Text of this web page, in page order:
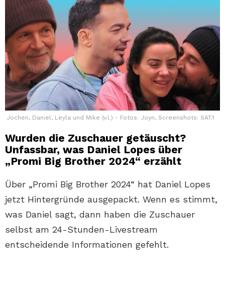
Jochen, Daniel, Leyla und Mike (v.l.) - Fotos: Joyn, Screenshots: SAT.1
Wurden die Zuschauer getäuscht?
Unfassbar, was Daniel Lopes über
„Promi Big Brother 2024“ erzählt
Über „Promi Big Brother 2024“ hat Daniel Lopes
jetzt Hintergründe ausgepackt. Wenn es stimmt,
was Daniel sagt, dann haben die Zuschauer
selbst am 24-Stunden-Livestream
entscheidende Informationen gefehlt.